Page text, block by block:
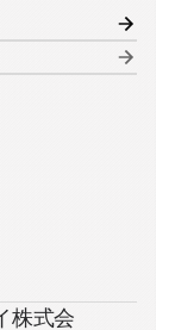
株式会